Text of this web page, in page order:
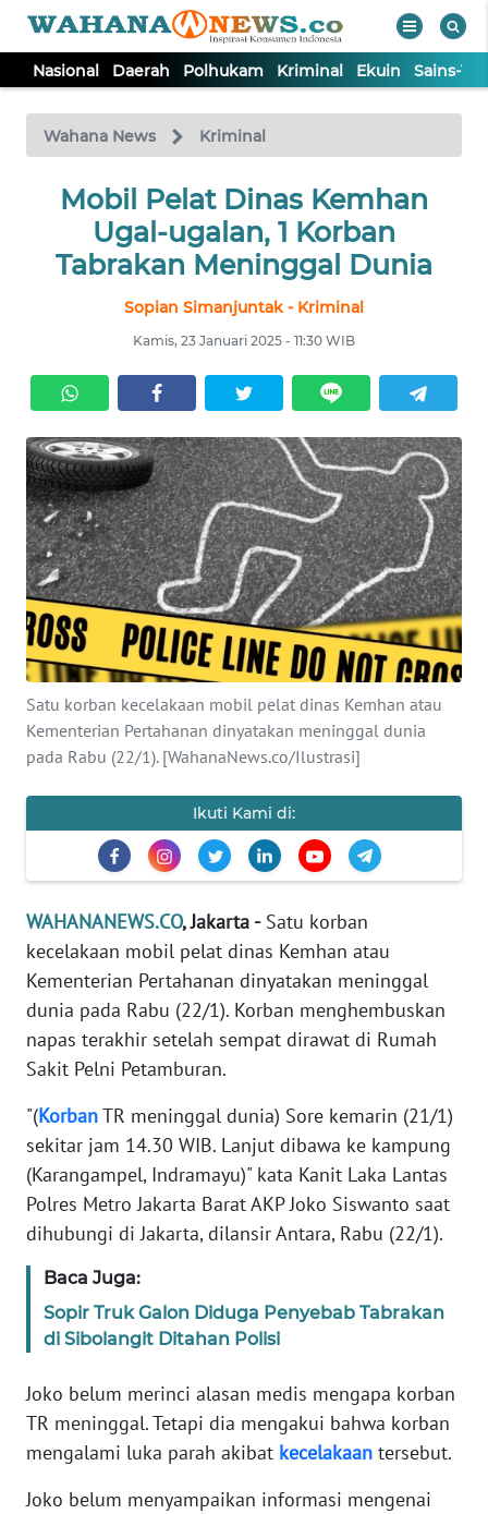
Nasional Daerah Polhukam Kriminal Ekuin Sains-
Wahana News Kriminal
Mobil Pelat Dinas Kemhan
Ugal-ugalan, 1 Korban
Tabrakan Meninggal Dunia
Sopian Simanjuntak - Kriminal
Kamis, 23 Januari 2025 - 11:30 WIB
Satu korban kecelakaan mobil pelat dinas Kemhan atau
Kementerian Pertahanan dinyatakan meninggal dunia
pada Rabu (22/1). [WahanaNews.co/Ilustrasi]
Ikuti Kami di:
WAHANANEWS.CO, Jakarta -Satu korban
kecelakaan mobil pelat dinas Kemhan atau
Kementerian Pertahanan dinyatakan meninggal
dunia pada Rabu (22/1). Korban menghembuskan
napas terakhir setelah sempat dirawat di Rumah
Sakit Pelni Petamburan.
"(KorbanTR meninggal dunia) Sore kemarin (21/1)
sekitar jam 14.30 WIB. Lanjut dibawa ke kampung
(Karangampel, Indramayu)" kata Kanit Laka Lantas
Polres Metro Jakarta Barat AKP Joko Siswanto saat
dihubungi di Jakarta, dilansir Antara, Rabu (22/1).
Baca Juga:
Sopir Truk Galon Diduga Penyebab Tabrakan
di Sibolangit Ditahan Polisi
Joko belum merinci alasan medis mengapa korban
TR meninggal. Tetapi dia mengakui bahwa korban
mengalami luka parah akibat kecelakaan tersebut.
Joko belum menyampaikan informasi mengenai
TV
Tutup
NASIONAL
DAERAH
KRIMINAL
EKUIN
SAINS-TEKNO
KESEHATAN
INTERNASIONAL
SERBA-SERBI
PENDIDIKAN
EDITORIAL
Informasi
INDEKS
BERITA
KONTAK
KAMI
INFO
IKLAN
TENTANG
SIBER
REDAKSI